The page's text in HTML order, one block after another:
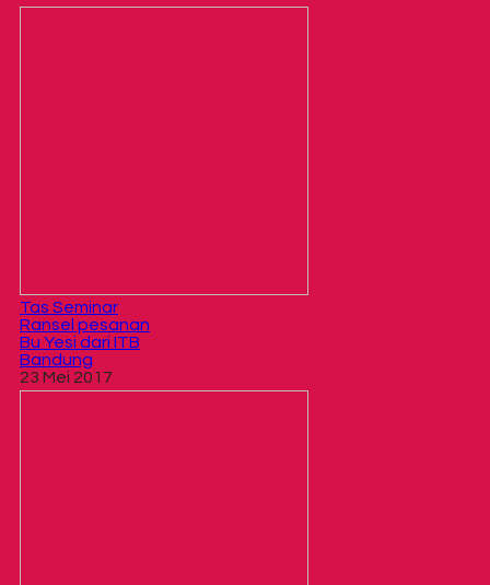
Tas Seminar
Ransel pesanan
Bu Yesi dari ITB
Bandung
23 Mei 2017